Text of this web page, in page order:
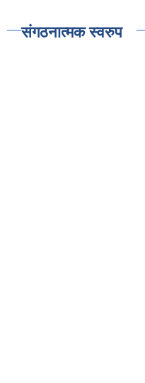
संगठनात्मक स्वरुप